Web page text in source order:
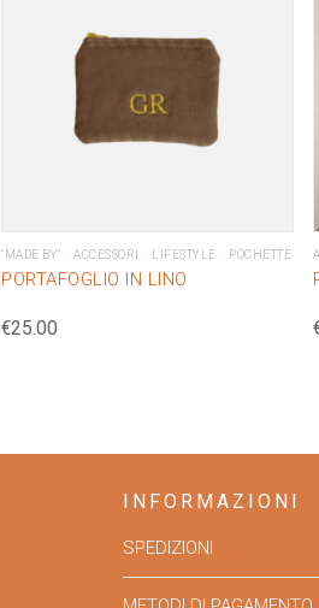
"MADE BY" ACCESSORI LIFESTYLE POCHETTE
PORTAFOGLIO IN LINO
€25.00
INFORMAZIONI
SPEDIZIONI